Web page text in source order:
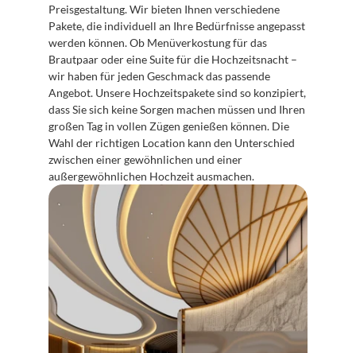
Preisgestaltung. Wir bieten Ihnen verschiedene
Pakete, die individuell an Ihre Bedürfnisse angepasst
werden können. Ob Menüverkostung für das
Brautpaar oder eine Suite für die Hochzeitsnacht –
wir haben für jeden Geschmack das passende
Angebot. Unsere Hochzeitspakete sind so konzipiert,
dass Sie sich keine Sorgen machen müssen und Ihren
großen Tag in vollen Zügen genießen können. Die
Wahl der richtigen Location kann den Unterschied
zwischen einer gewöhnlichen und einer
außergewöhnlichen Hochzeit ausmachen.